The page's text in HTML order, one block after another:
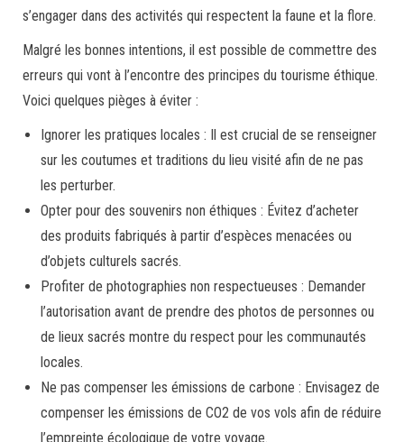
s’engager dans des activités qui respectent la faune et la flore.
Malgré les bonnes intentions, il est possible de commettre des
erreurs qui vont à l’encontre des principes du tourisme éthique.
Voici quelques pièges à éviter :
Ignorer les pratiques locales : Il est crucial de se renseigner
sur les coutumes et traditions du lieu visité afin de ne pas
les perturber.
Opter pour des souvenirs non éthiques : Évitez d’acheter
des produits fabriqués à partir d’espèces menacées ou
d’objets culturels sacrés.
Profiter de photographies non respectueuses : Demander
l’autorisation avant de prendre des photos de personnes ou
de lieux sacrés montre du respect pour les communautés
locales.
Ne pas compenser les émissions de carbone : Envisagez de
compenser les émissions de CO2 de vos vols afin de réduire
l’empreinte écologique de votre voyage.